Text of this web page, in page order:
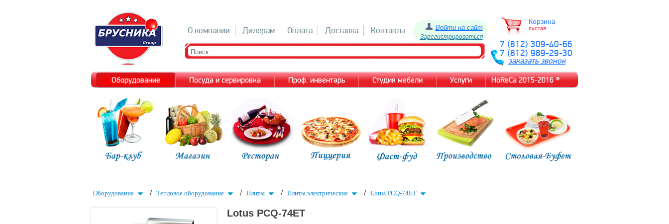
Войти на сайт
Зарегистрироваться
Корзина
пустая
7 (812) 309-40-66
7 (812) 989-29-30
заказать звонок
О компании Дилерам Оплата Доставка Контакты
Оборудование Посуда и сервировка Проф. инвентарь Студия мебели Услуги HoReCa 2015-2016 ®
Оборудование / Тепловое оборудование / Плиты / Плиты электрические / Lotus PCQ-74ET
Lotus PCQ-74ET